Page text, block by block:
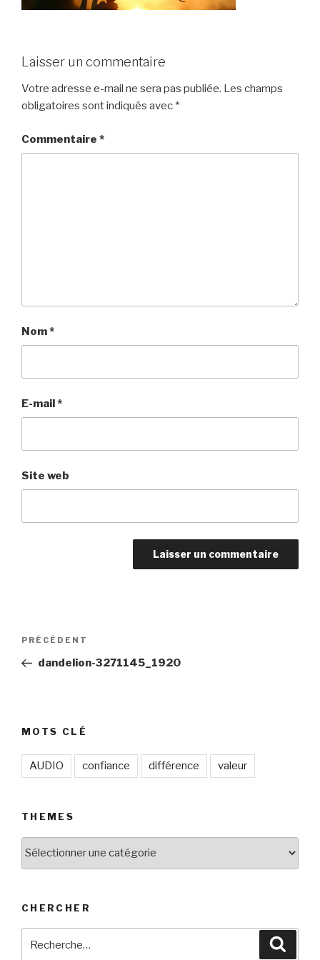
Laisser un commentaire
Votre adresse e-mail ne sera pas publiée. Les champs
obligatoires sont indiqués avec *
Commentaire *
Nom*
E-mail*
Site web
Navigation
l’article
Article
précédent
PRÉCÉDENT
dandelion-3271145_1920
MOTS CLÉ
AUDIO confiance différence valeur
THEMES
CHERCHER